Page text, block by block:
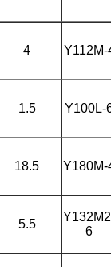
4 Y112M-
1.5 Y100L-
18.5 Y180M-
5.5
6